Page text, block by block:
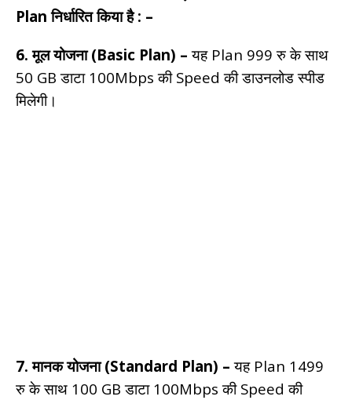
Plan निर्धारित किया है : –
6. मूल योजना (Basic Plan) – यह Plan 999 रु के साथ
50 GB डाटा 100Mbps की Speed की डाउनलोड स्पीड
मिलेगी।
7. मानक योजना (Standard Plan) – यह Plan 1499
रु के साथ 100 GB डाटा 100Mbps की Speed की